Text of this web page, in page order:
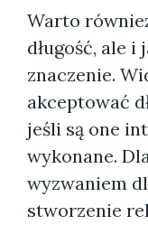
Warto
długość, ale i
znaczenie.
akceptować
jeśli są one
wykonane.
wyzwaniem
stworzenie